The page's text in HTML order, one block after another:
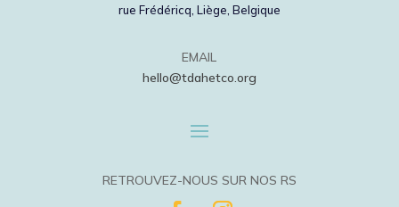
rue Frédéricq, Liège, Belgique
EMAIL
hello@tdahetco.org
RETROUVEZ-NOUS SUR NOS RS